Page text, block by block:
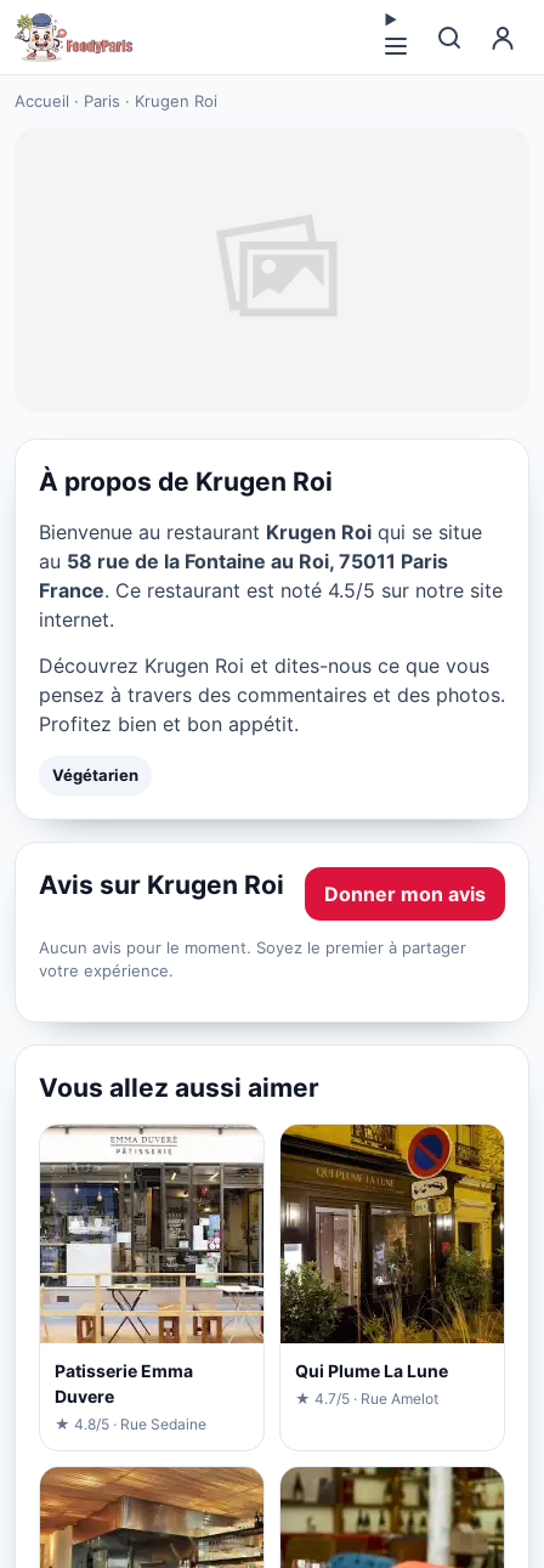
Accueil · Paris · Krugen Roi
Krugen Roi à Paris
★ 4.5/5
À propos de Krugen Roi
Bienvenue au restaurant Krugen Roi qui se situe
au 58 rue de la Fontaine au Roi, 75011 Paris
France. Ce restaurant est noté 4.5/5 sur notre site
internet.
Découvrez Krugen Roi et dites-nous ce que vous
pensez à travers des commentaires et des photos.
Profitez bien et bon appétit.
Végétarien
Avis sur Krugen Roi Donner mon avis
Aucun avis pour le moment. Soyez le premier à partager
votre expérience.
Vous allez aussi aimer
Patisserie Emma
Duvere
★ 4.8/5 · Rue Sedaine
Qui Plume La Lune
★ 4.7/5 · Rue Amelot